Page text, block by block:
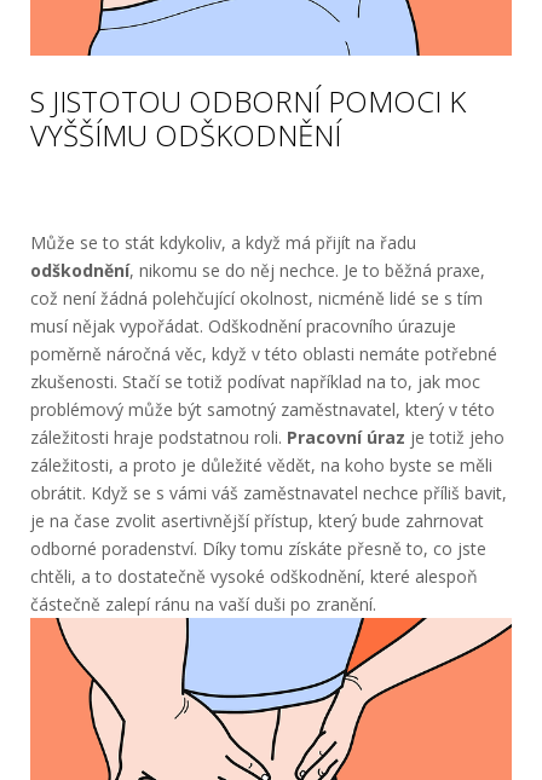
S JISTOTOU ODBORNÍ POMOCI K
VYŠŠÍMU ODŠKODNĚNÍ
Může se to stát kdykoliv, a když má přijít na řadu
odškodnění, nikomu se do něj nechce. Je to běžná praxe,
což není žádná polehčující okolnost, nicméně lidé se s tím
musí nějak vypořádat. Odškodnění pracovního úrazuje
poměrně náročná věc, když v této oblasti nemáte potřebné
zkušenosti. Stačí se totiž podívat například na to, jak moc
problémový může být samotný zaměstnavatel, který v této
záležitosti hraje podstatnou roli. Pracovní úraz je totiž jeho
záležitosti, a proto je důležité vědět, na koho byste se měli
obrátit. Když se s vámi váš zaměstnavatel nechce příliš bavit,
je na čase zvolit asertivnější přístup, který bude zahrnovat
odborné poradenství. Díky tomu získáte přesně to, co jste
chtěli, a to dostatečně vysoké odškodnění, které alespoň
částečně zalepí ránu na vaší duši po zranění.